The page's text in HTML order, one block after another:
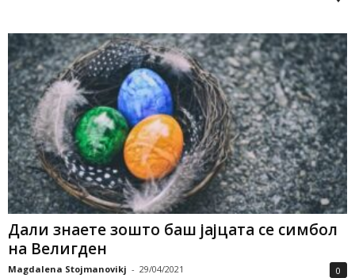
Дали знаете зошто баш јајцата се симбол
на Велигден
Magdalena Stojmanovikj - 29/04/2021 0